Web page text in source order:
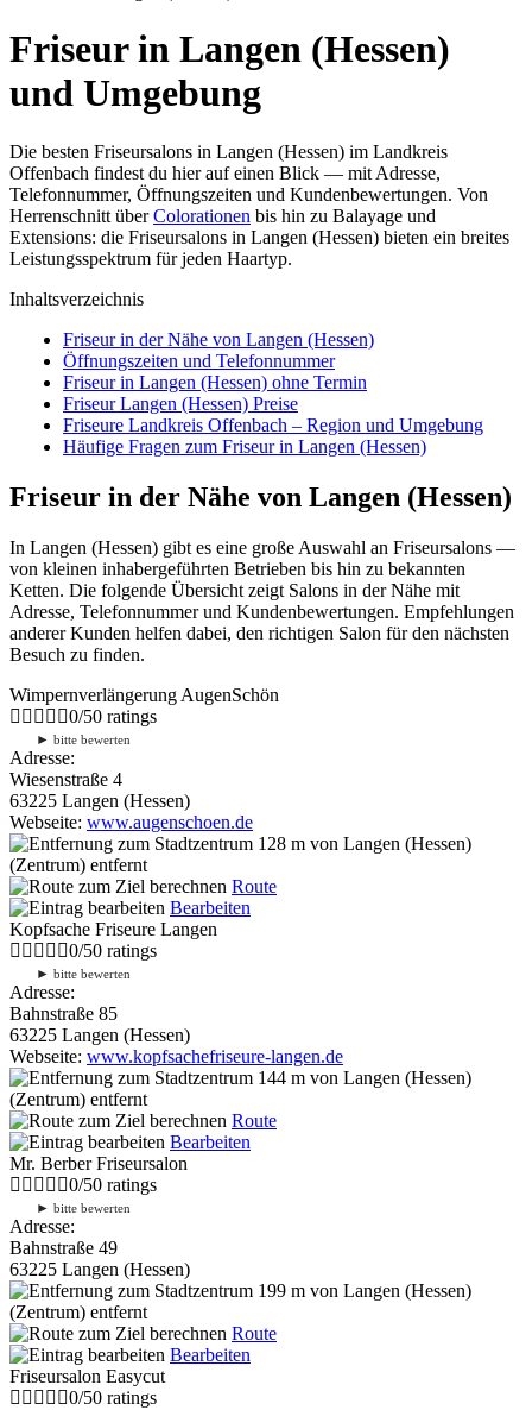
Friseur in Langen (Hessen)
und Umgebung
Die besten Friseursalons in Langen (Hessen) im Landkreis
Offenbach findest du hier auf einen Blick — mit Adresse,
Telefonnummer, Öffnungszeiten und Kundenbewertungen. Von
Herrenschnitt überColorationen bis hin zu Balayage und
Extensions: die Friseursalons in Langen (Hessen) bieten ein breites
Leistungsspektrum für jeden Haartyp.
Inhaltsverzeichnis
Friseur in der Nähe von Langen (Hessen)
Öffnungszeiten und Telefonnummer
Friseur in Langen (Hessen) ohne Termin
Friseur Langen (Hessen) Preise
Friseure Landkreis Offenbach – Region und Umgebung
Häufige Fragen zum Friseur in Langen (Hessen)
Friseur in der Nähe von Langen (Hessen)
In Langen (Hessen) gibt es eine große Auswahl an Friseursalons —
von kleinen inhabergeführten Betrieben bis hin zu bekannten
Ketten. Die folgende Übersicht zeigt Salons in der Nähe mit
Adresse, Telefonnummer und Kundenbewertungen. Empfehlungen
anderer Kunden helfen dabei, den richtigen Salon für den nächsten
Besuch zu finden.
Wimpernverlängerung AugenSchön
0/50 ratings
► bitte bewerten
Adresse:
Wiesenstraße 4
63225 Langen (Hessen)
Webseite: www.augenschoen.de
128 m von Langen (Hessen)
(Zentrum) entfernt
Route
Bearbeiten
Kopfsache Friseure Langen
0/50 ratings
► bitte bewerten
Adresse:
Bahnstraße 85
63225 Langen (Hessen)
Webseite: www.kopfsachefriseure-langen.de
144 m von Langen (Hessen)
(Zentrum) entfernt
Route
Bearbeiten
Mr. Berber Friseursalon
0/50 ratings
► bitte bewerten
Adresse:
Bahnstraße 49
63225 Langen (Hessen)
199 m von Langen (Hessen)
(Zentrum) entfernt
Route
Bearbeiten
Friseursalon Easycut
0/50 ratings